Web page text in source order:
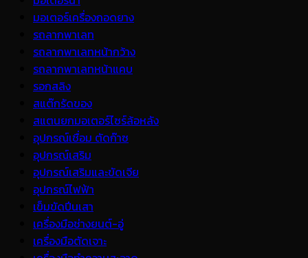
มอเตอร์เครื่องถอดยาง
รถลากพาเลท
รถลากพาเลทหน้ากว้าง
รถลากพาเลทหน้าแคบ
รอกสลิง
สแต๊กรัดของ
สแตนยกมอเตอร์ไซร์ล้อหลัง
อุปกรณ์เชื่อม ตัดก๊าซ
อุปกรณ์เสริม
อุปกรณ์เสริมและขัดเจีย
อุปกรณ์ไฟฟ้า
เข็มขัดปีนเสา
เครื่องมือช่างยนต์-อู่
เครื่องมือตัดเจาะ